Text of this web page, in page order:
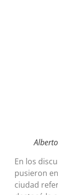
En los
pusieron
ciudad